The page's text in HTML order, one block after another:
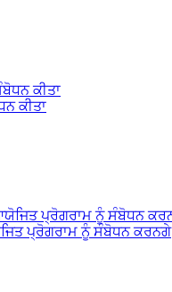
ਕੀਤਾ
ਪ੍ਰੋਗਰਾਮ ਨੂੰ ਸੰਬੋਧਨ ਕਰਨਗੇ